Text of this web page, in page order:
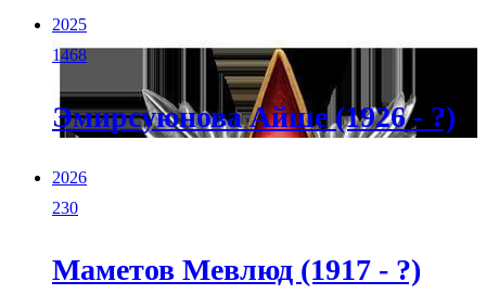
2025
1468
Эмирсуюнова Айше (1926 - ?)
2026
230
Маметов Мевлюд (1917 - ?)